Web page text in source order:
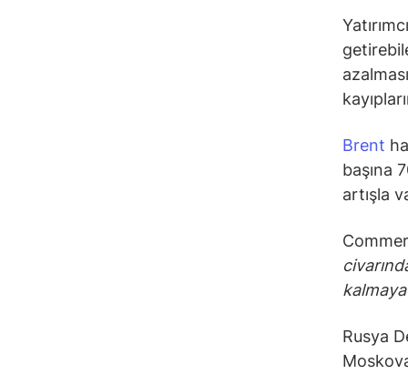
Brent
başına
artışla
Rusya